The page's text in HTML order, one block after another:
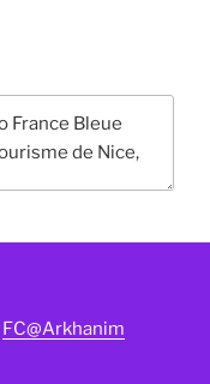
FC@Arkhanim